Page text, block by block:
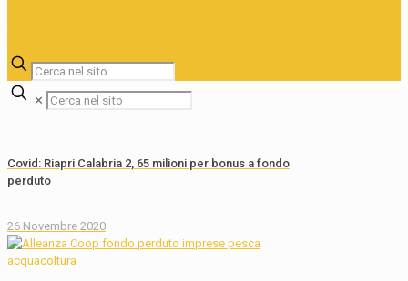
✕
Covid: Riapri Calabria 2, 65 milioni per bonus a fondo
perduto
26 Novembre 2020